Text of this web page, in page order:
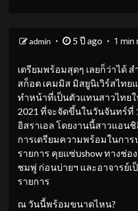
admin 5 ปี ago 1 min
เตรียมพร้อมสุดๆ เลยก็ว่าได้
สก็อต เคมมิส มิสยูนิเวิร์สไทย
ทำหน้าที่เป็นตัวแทนสาวไทย
2021 ที่จะจัดขึ้นในวันจันทร์ที่
อิสราเอล โดยงานนี้สาวแอ
การเตรียมความพร้อมในกา
รายการ คุยแซ่บshow ทางช่อ
ชมพู่ ก่อนบ่ายฯ และอาจารย์เ
รายการ
ณ วันนี้พร้อมขนาดไหน?